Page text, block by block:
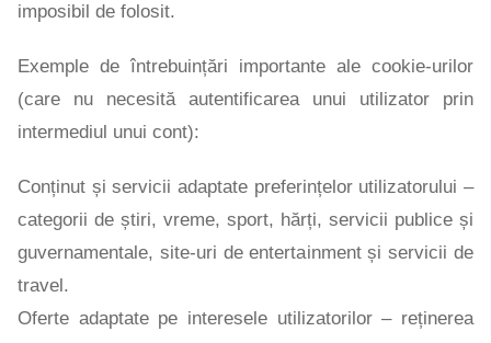
imposibil de folosit.
Exemple de întrebuințări importante ale cookie-urilor
(care nu necesită autentificarea unui utilizator prin
intermediul unui cont):
Conținut și servicii adaptate preferințelor utilizatorului –
categorii de știri, vreme, sport, hărți, servicii publice și
guvernamentale, site-uri de entertainment și servicii de
travel.
Oferte adaptate pe interesele utilizatorilor – reținerea